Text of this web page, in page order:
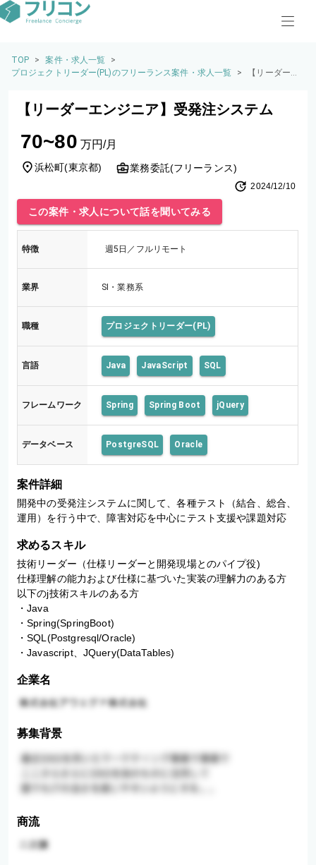
TOP > 案件・求人一覧
>
プロジェクトリーダー(PL)のフリーランス案件・求人一覧
>
【リーダーエ
【リーダーエンジニア】受発注システム
70~80 万円/月
浜松町(東京都) 業務委託(フリーランス)
2024/12/10
この案件・求人について話を聞いてみる
特徴 週5日／フルリモート
業界 SI・業務系
職種 プロジェクトリーダー(PL)
言語 Java JavaScript SQL
フレームワーク Spring Spring Boot jQuery
データベース PostgreSQL Oracle
案件詳細
開発中の受発注システムに関して、各種テスト（結合、総合、
運用）を行う中で、障害対応を中心にテスト支援や課題対応
求めるスキル
技術リーダー（仕様リーダーと開発現場とのパイプ役)
仕様理解の能力および仕様に基づいた実装の理解力のある方
以下のj技術スキルのある方
・Java
・Spring(SpringBoot)
・SQL(Postgresql/Oracle)
・Javascript、JQuery(DataTables)
企業名
募集背景
商流